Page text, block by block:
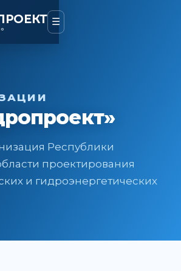
☰
Республики
проектирования
и гидроэнергетических